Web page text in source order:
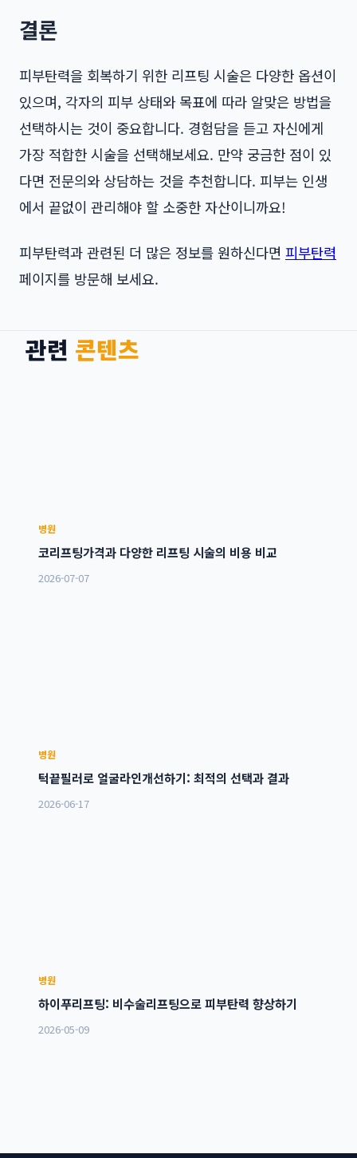
결론
피부탄력을 회복하기 위한 리프팅 시술은 다양한 옵션이
있으며, 각자의 피부 상태와 목표에 따라 알맞은 방법을
선택하시는 것이 중요합니다. 경험담을 듣고 자신에게
가장 적합한 시술을 선택해보세요. 만약 궁금한 점이 있
다면 전문의와 상담하는 것을 추천합니다. 피부는 인생
에서 끝없이 관리해야 할 소중한 자산이니까요!
피부탄력과 관련된 더 많은 정보를 원하신다면 피부탄력
페이지를 방문해 보세요.
관련 콘텐츠
병원
코리프팅가격과 다양한 리프팅 시술의 비용 비교
2026-07-07
병원
턱끝필러로 얼굴라인개선하기: 최적의 선택과 결과
2026-06-17
병원
하이푸리프팅: 비수술리프팅으로 피부탄력 향상하기
2026-05-09